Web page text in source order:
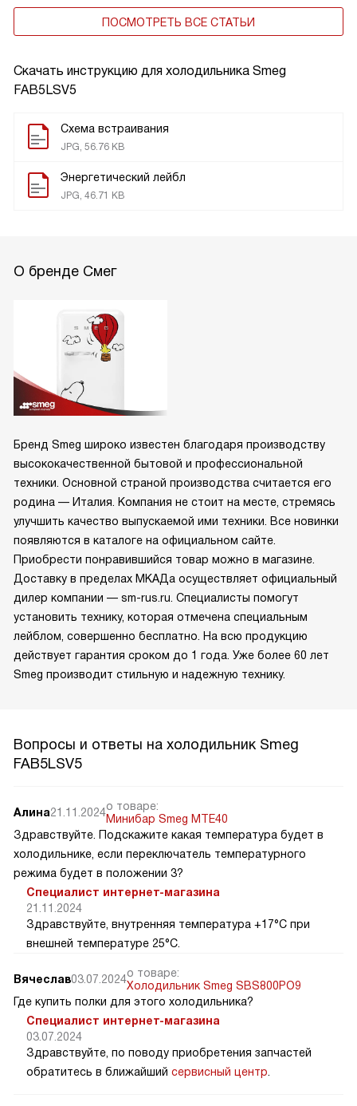
Скачать инструкцию для холодильника Smeg
FAB5LSV5
Схема встраивания
JPG, 56.76 KB
Энергетический лейбл
JPG, 46.71 KB
ПОСМОТРЕТЬ ВСЕ СТАТЬИ
О бренде Смег
Бренд Smeg широко известен благодаря производству
высококачественной бытовой и профессиональной
техники. Основной страной производства считается его
родина — Италия. Компания не стоит на месте, стремясь
улучшить качество выпускаемой ими техники. Все новинки
появляются в каталоге на официальном сайте.
Приобрести понравившийся товар можно в магазине.
Доставку в пределах МКАДа осуществляет официальный
дилер компании — sm-rus.ru. Специалисты помогут
установить технику, которая отмечена специальным
лейблом, совершенно бесплатно. На всю продукцию
действует гарантия сроком до 1 года. Уже более 60 лет
Smeg производит стильную и надежную технику.
Вопросы и ответы на холодильник Smeg
FAB5LSV5
Алина21.11.2024о товаре:
Минибар Smeg MTE40
Здравствуйте. Подскажите какая температура будет в
холодильнике, если переключатель температурного
режима будет в положении 3?
Специалист интернет-магазина
21.11.2024
Здравствуйте, внутренняя температура +17°C при
внешней температуре 25°C.
Вячеслав03.07.2024о товаре:
Холодильник Smeg SBS800PO9
Где купить полки для этого холодильника?
Специалист интернет-магазина
03.07.2024
Здравствуйте, по поводу приобретения запчастей
обратитесь в ближайший сервисный центр